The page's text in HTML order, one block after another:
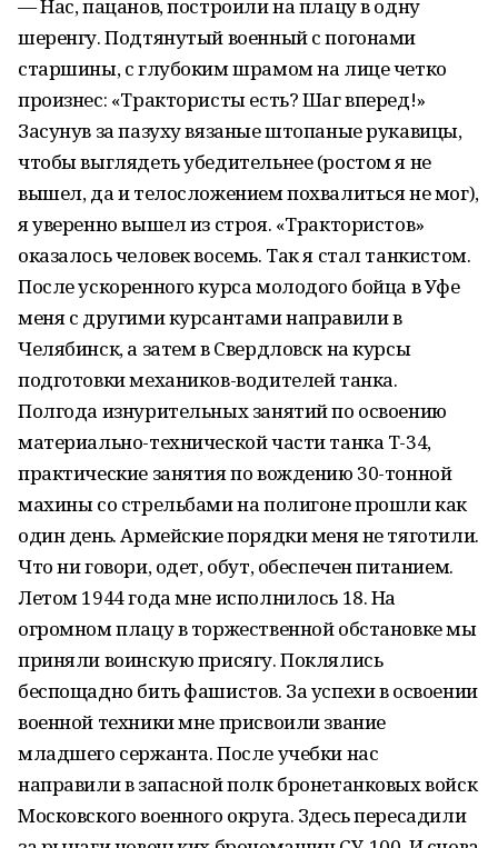
— Нас, пацанов, построили на плацу в одну
шеренгу. Подтянутый военный с погонами
старшины, с глубоким шрамом на лице четко
произнес: «Трактористы есть? Шаг вперед!»
Засунув за пазуху вязаные штопаные рукавицы,
чтобы выглядеть убедительнее (ростом я не
вышел, да и телосложением похвалиться не мог),
я уверенно вышел из строя. «Трактористов»
оказалось человек восемь. Так я стал танкистом.
После ускоренного курса молодого бойца в Уфе
меня с другими курсантами направили в
Челябинск, а затем в Свердловск на курсы
подготовки механиков-водителей танка.
Полгода изнурительных занятий по освоению
материально-технической части танка Т-34,
практические занятия по вождению 30-тонной
махины со стрельбами на полигоне прошли как
один день. Армейские порядки меня не тяготили.
Что ни говори, одет, обут, обеспечен питанием.
Летом 1944 года мне исполнилось 18. На
огромном плацу в торжественной обстановке мы
приняли воинскую присягу. Поклялись
беспощадно бить фашистов. За успехи в освоении
военной техники мне присвоили звание
младшего сержанта. После учебки нас
направили в запасной полк бронетанковых войск
Московского военного округа. Здесь пересадили